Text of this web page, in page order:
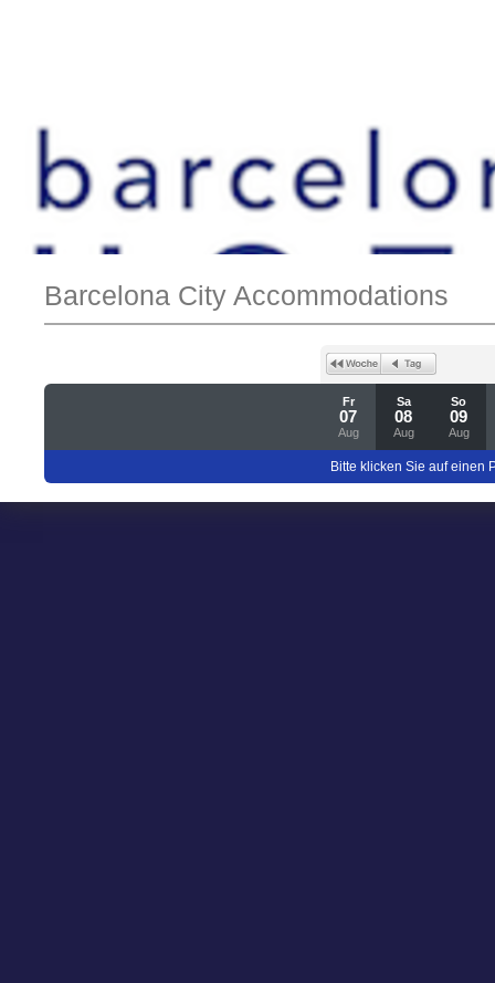
Barcelona City Accommodations
Fr
07
Aug
Sa
08
Aug
So
09
Aug
Bitte klicken Sie auf einen